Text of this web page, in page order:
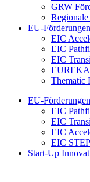
GRW
EU-Förderungen
EIC
EIC
EIC
EUREKA
Thematic
EU-Förderungen
EIC
EIC
EIC
EIC
Start-Up